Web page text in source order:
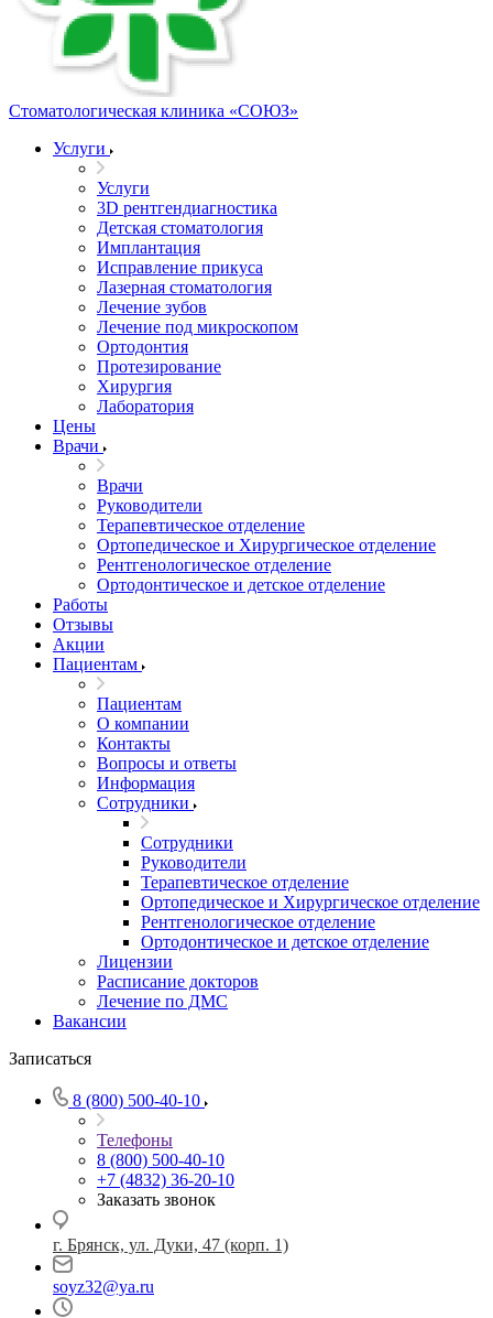
Стоматологическая клиника «СОЮЗ»
Услуги
Услуги
3D рентгендиагностика
Детская стоматология
Имплантация
Исправление прикуса
Лазерная стоматология
Лечение зубов
Лечение под микроскопом
Ортодонтия
Протезирование
Хирургия
Лаборатория
Цены
Врачи
Врачи
Руководители
Терапевтическое отделение
Ортопедическое и Хирургическое отделение
Рентгенологическое отделение
Ортодонтическое и детское отделение
Работы
Отзывы
Акции
Пациентам
Пациентам
О компании
Контакты
Вопросы и ответы
Информация
Сотрудники
Сотрудники
Руководители
Терапевтическое отделение
Ортопедическое и Хирургическое отделение
Рентгенологическое отделение
Ортодонтическое и детское отделение
Лицензии
Расписание докторов
Лечение по ДМС
Вакансии
Записаться
8 (800) 500-40-10
Телефоны
8 (800) 500-40-10
+7 (4832) 36-20-10
Заказать звонок
г. Брянск, ул. Дуки, 47 (корп. 1)
soyz32@ya.ru